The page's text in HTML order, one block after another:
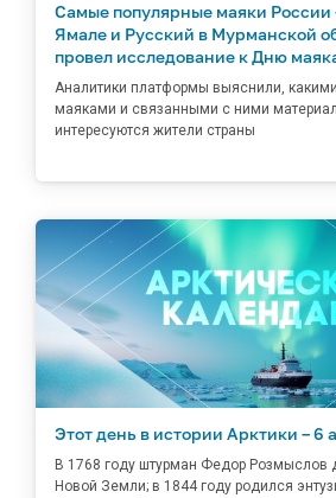
Самые популярные маяки России
Ямале и Русский в Мурманской
провел исследование к Дню
Аналитики платформы выяснили,
маяками и связанными с ними
интересуются жители страны
Этот день в истории Арктики – 6
В 1768 году штурман Федор Розмыслов
Новой Земли; в 1844 году родился